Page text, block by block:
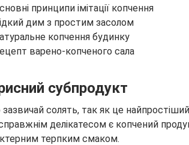
принципи імітації копчення
дим з простим засолом
копчення будинку
варено-копченого сала
субпродукт
зазвичай солять, так як це
делікатесом є копчений
терпким смаком.